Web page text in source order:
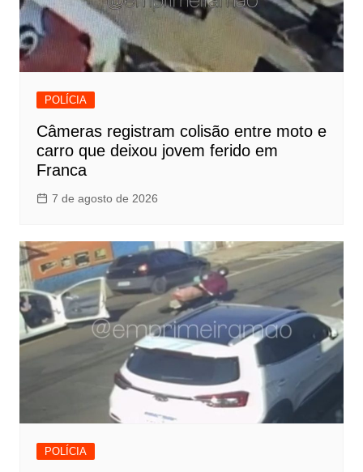
POLÍCIA
Câmeras registram colisão entre moto e
carro que deixou jovem ferido em
Franca
7 de agosto de 2026
POLÍCIA